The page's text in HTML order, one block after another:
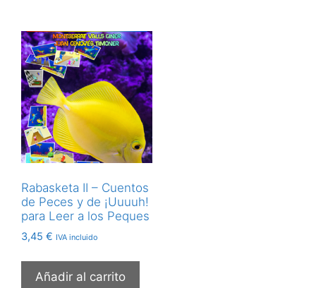
Rabasketa II – Cuentos
de Peces y de ¡Uuuuh!
para Leer a los Peques
3,45 € IVA incluido
Añadir al carrito